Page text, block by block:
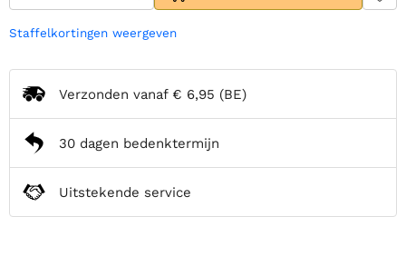
Staffelkortingen weergeven
Verzonden vanaf € 6,95 (BE)
30 dagen bedenktermijn
Uitstekende service